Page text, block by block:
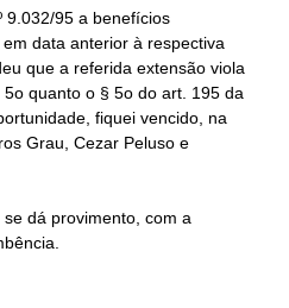
dá provimento, com a